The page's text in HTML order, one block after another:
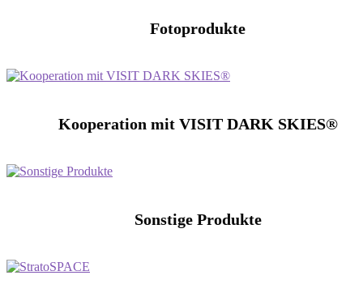
Fotoprodukte
Kooperation mit VISIT DARK SKIES®
Sonstige Produkte